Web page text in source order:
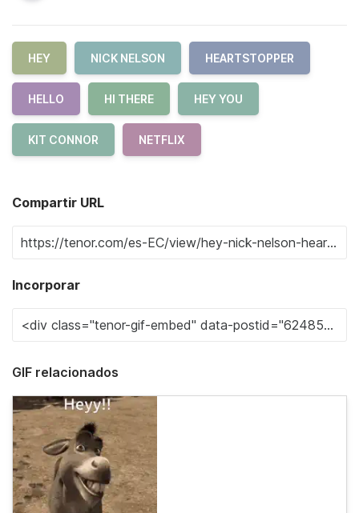
HEY NICK NELSON HEARTSTOPPER
HELLO HI THERE HEY YOU
KIT CONNOR NETFLIX
Compartir URL
Incorporar
GIF relacionados